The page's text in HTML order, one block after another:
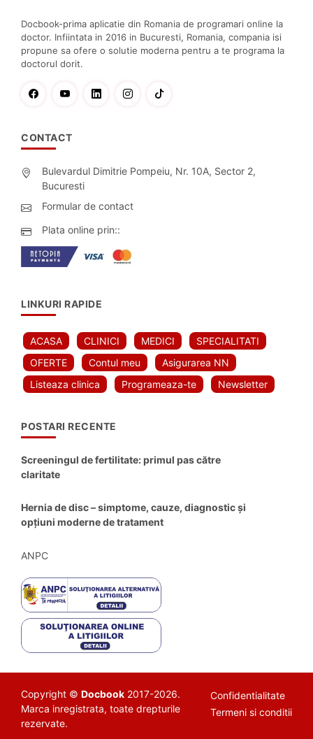
Docbook-prima aplicatie din Romania de programari online la
doctor. Infiintata in 2016 in Bucuresti, Romania, compania isi
propune sa ofere o solutie moderna pentru a te programa la
doctorul dorit.
CONTACT
Bulevardul Dimitrie Pompeiu, Nr. 10A, Sector 2,
Bucuresti
Formular de contact
Plata online prin::
LINKURI RAPIDE
ACASA CLINICI MEDICI
SPECIALITATI
OFERTE
Contul meu
Asigurarea NN
Listeaza clinica
Programeaza-te Newsletter
POSTARI RECENTE
Screeningul de fertilitate: primul pas către
claritate
Hernia de disc – simptome, cauze, diagnostic și
opțiuni moderne de tratament
ANPC
Copyright © Docbook 2017-2026.
Marca inregistrata, toate drepturile
rezervate.
Confidentialitate
Termeni si conditii